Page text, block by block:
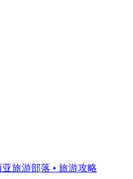
旅游部落 • 旅游攻略